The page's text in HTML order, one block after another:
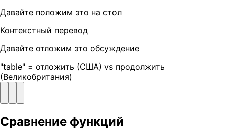
Давайте положим это на стол
Контекстный перевод
Давайте отложим это обсуждение
"table" = отложить (США) vs продолжить
(Великобритания)
Сравнение функций